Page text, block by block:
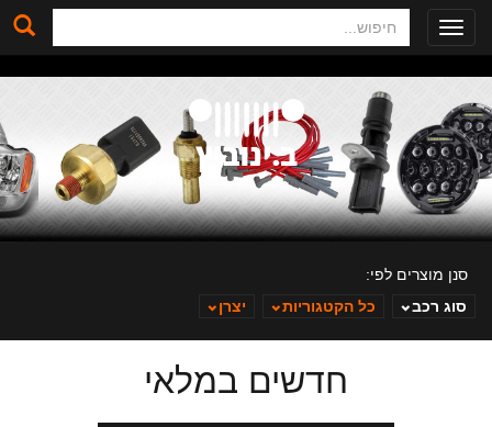
Toggle
navigation
ב. ינוביץ
סנן מוצרים לפי:
סוג רכב
כל הקטגוריות יצרן
חדשים במלאי